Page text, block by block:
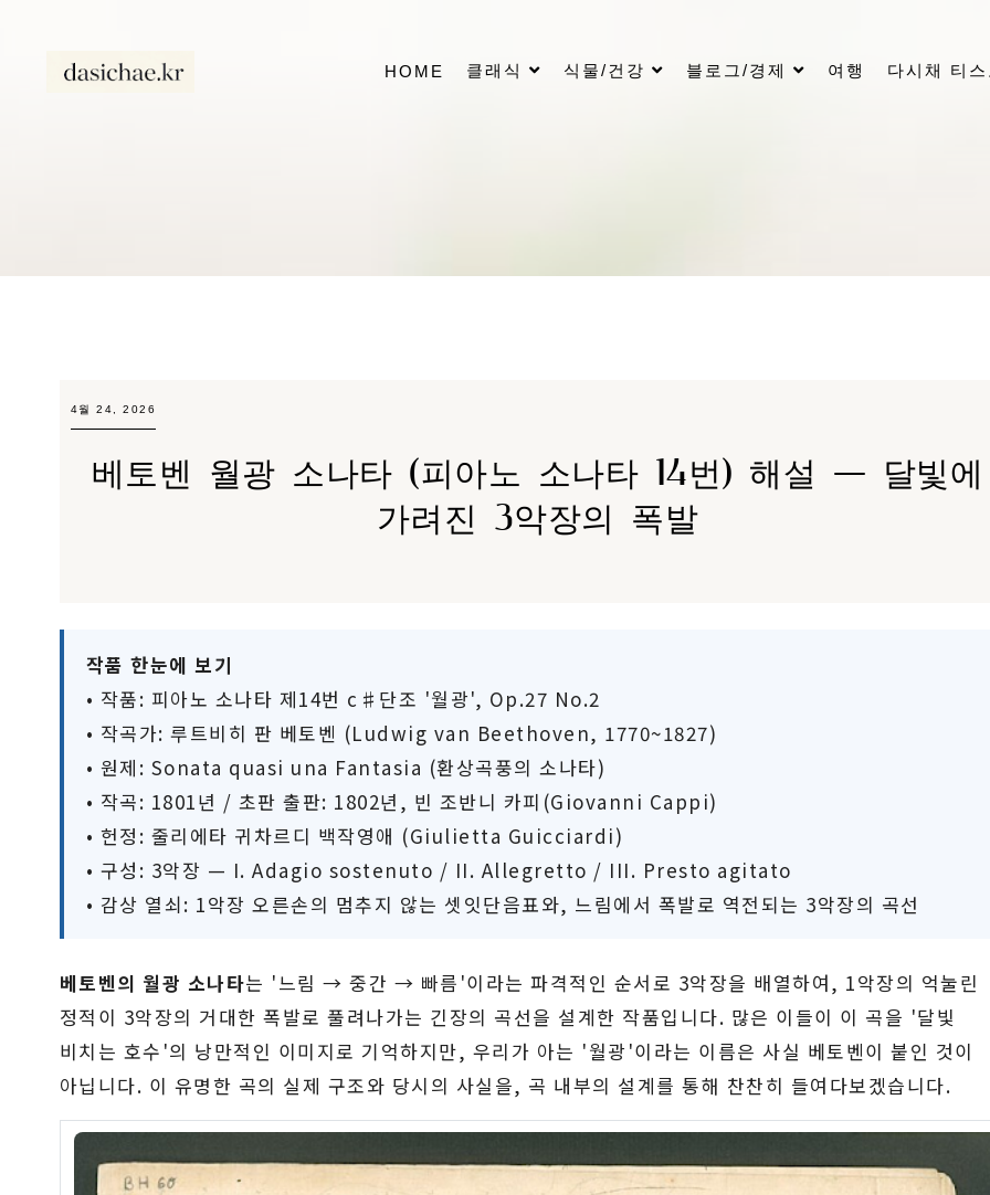
HOME 클래식 식물/건강 블로그/경제 여행 다시채 티
4월 24, 2026
베토벤 월광 소나타 (피아노 소나타 14번) 해설 — 달빛에
가려진 3악장의 폭발
작품 한눈에 보기
• 작품: 피아노 소나타 제14번 c♯단조 '월광', Op.27 No.2
• 작곡가: 루트비히 판 베토벤 (Ludwig van Beethoven, 1770~1827)
• 원제: Sonata quasi una Fantasia (환상곡풍의 소나타)
• 작곡: 1801년 / 초판 출판: 1802년, 빈 조반니 카피(Giovanni Cappi)
• 헌정: 줄리에타 귀차르디 백작영애 (Giulietta Guicciardi)
• 구성: 3악장 — I. Adagio sostenuto / II. Allegretto / III. Presto agitato
• 감상 열쇠: 1악장 오른손의 멈추지 않는 셋잇단음표와, 느림에서 폭발로 역전되는 3악장의 곡선
베토벤의 월광 소나타는 '느림 → 중간 → 빠름'이라는 파격적인 순서로 3악장을 배열하여, 1악장의 억눌린
정적이 3악장의 거대한 폭발로 풀려나가는 긴장의 곡선을 설계한 작품입니다. 많은 이들이 이 곡을 '달빛
비치는 호수'의 낭만적인 이미지로 기억하지만, 우리가 아는 '월광'이라는 이름은 사실 베토벤이 붙인 것이
아닙니다. 이 유명한 곡의 실제 구조와 당시의 사실을, 곡 내부의 설계를 통해 찬찬히 들여다보겠습니다.